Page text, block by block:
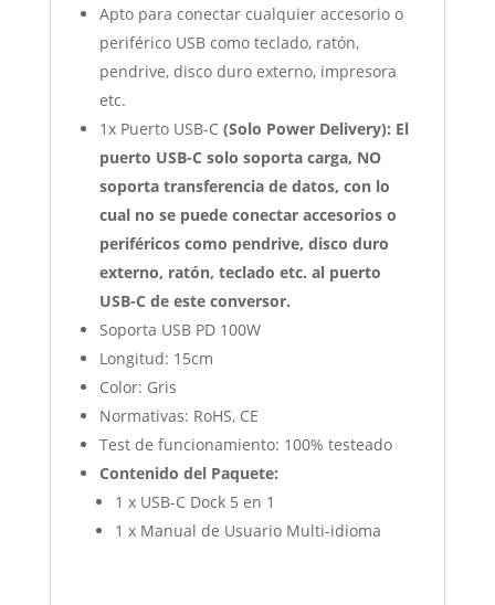
Apto para conectar cualquier accesorio o
periférico USB como teclado, ratón,
pendrive, disco duro externo, impresora
etc.
1x Puerto USB-C (Solo Power Delivery): El
puerto USB-C solo soporta carga, NO
soporta transferencia de datos, con lo
cual no se puede conectar accesorios o
periféricos como pendrive, disco duro
externo, ratón, teclado etc. al puerto
USB-C de este conversor.
Soporta USB PD 100W
Longitud: 15cm
Color: Gris
Normativas: RoHS, CE
Test de funcionamiento: 100% testeado
Contenido del Paquete:
1 x USB-C Dock 5 en 1
1 x Manual de Usuario Multi-idioma